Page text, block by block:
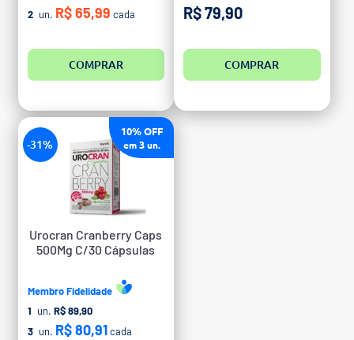
2 un. R$ 65,99 cada
COMPRAR
R$ 79,90
COMPRAR
10% OFF
em3un.
-31%
Urocran Cranberry Caps
500Mg C/30 Cápsulas
Membro Fidelidade
1 un. R$ 89,90
3 un. R$ 80,91 cada